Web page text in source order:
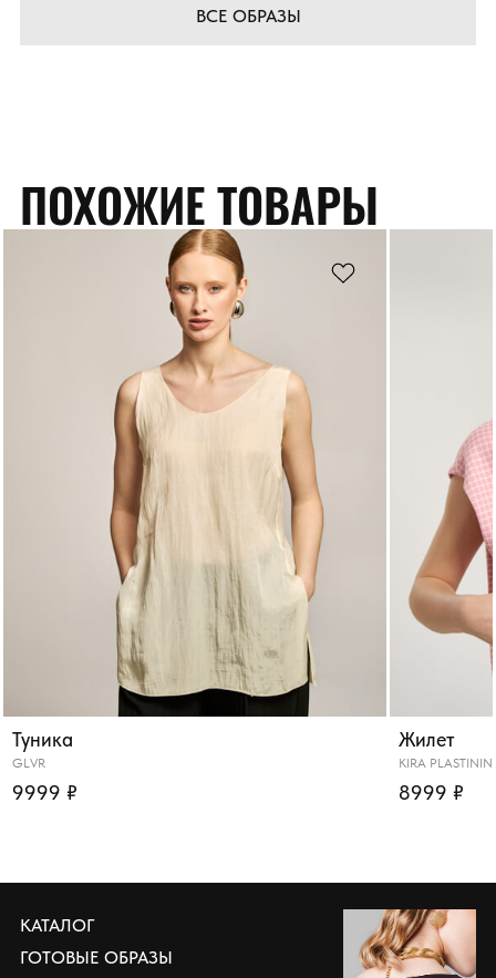
ВСЕ ОБРАЗЫ
ПОХОЖИЕ ТОВАРЫ
Туника
GLVR
9999 ₽
Жилет
KIRA
8999 ₽
КАТАЛОГ
ГОТОВЫЕ ОБРАЗЫ